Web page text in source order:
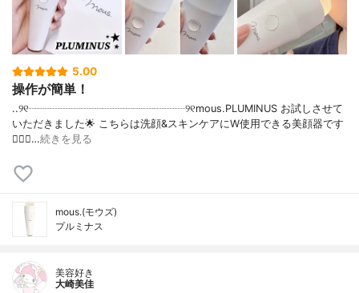
5.00
操作が簡単！
..୨୧┈┈┈┈┈┈┈┈┈┈┈┈┈┈┈୨୧mous.PLUMINUS お試しさせて
いただきました🌟 こちらは洗顔&スキンケアにW使用できる美顔器です
💁🏻‍♀️…続きを見る
mous.(モウズ)
プルミナス
美容好き
大崎美佳